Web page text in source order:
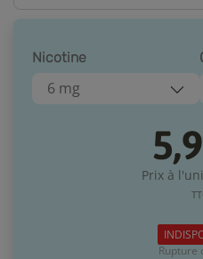
Nicotine
6 mg
Prix à
Rupture